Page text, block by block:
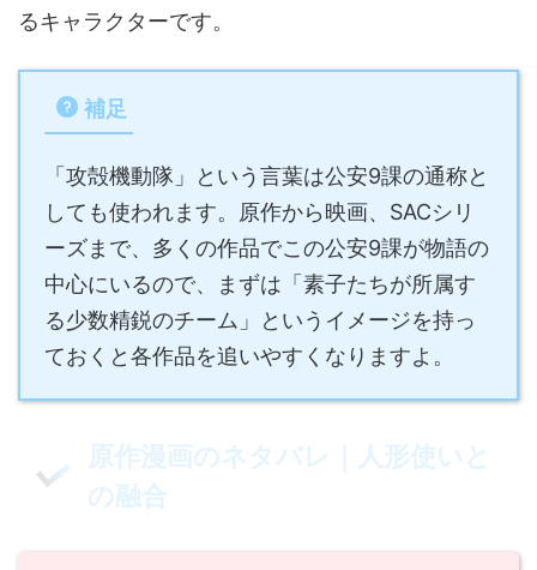
るキャラクターです。
補足
「攻殻機動隊」という言葉は公安9課の通称と
しても使われます。原作から映画、SACシリ
ーズまで、多くの作品でこの公安9課が物語の
中心にいるので、まずは「素子たちが所属す
る少数精鋭のチーム」というイメージを持っ
ておくと各作品を追いやすくなりますよ。
原作漫画のネタバレ｜人形使いと
の融合